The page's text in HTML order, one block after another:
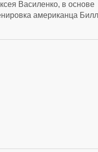
Василенко, в основе
американца